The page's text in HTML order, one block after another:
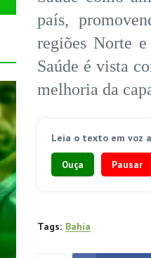
país,
regiões Norte
Saúde é vista
melhoria da
Leia o texto em voz
Ouça Pausar
Tags: Bahia